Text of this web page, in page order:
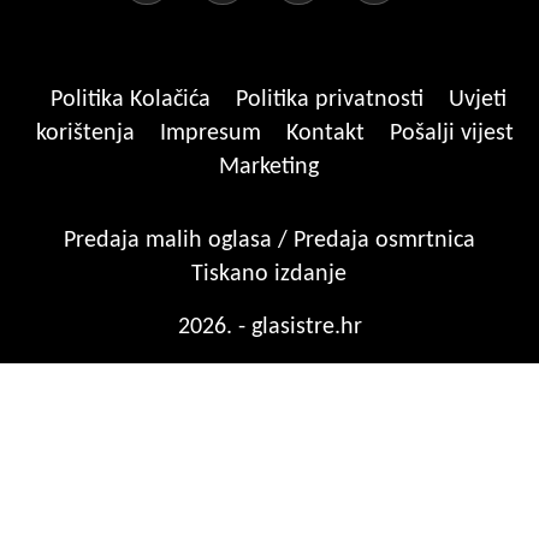
Politika Kolačića Politika privatnosti
Uvjeti
korištenja
Impresum Kontakt
Pošalji vijest
Marketing
Predaja malih oglasa / Predaja osmrtnica
Tiskano izdanje
2026. - glasistre.hr